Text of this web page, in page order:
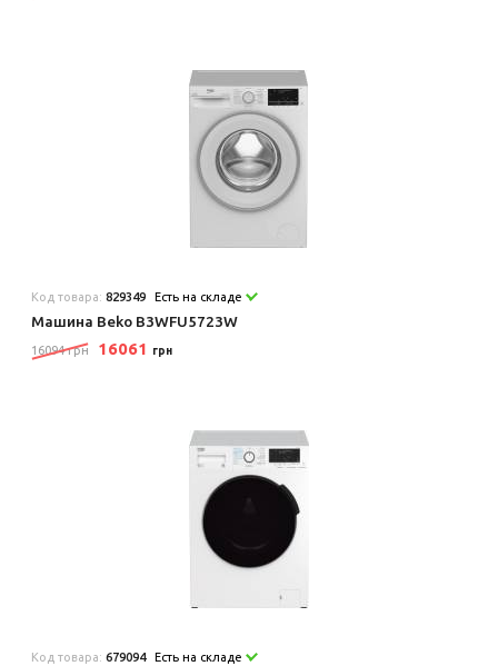
Код товара:829349 Есть на складе
Машина Beko B3WFU5723W
16094 грн 16061 грн
Код товара:679094 Есть на складе